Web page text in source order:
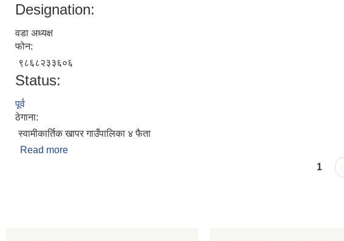
Designation:
वडा अध्यक्ष
फोन:
९८६८२३३६०६
Status:
पूर्व
ठेगाना:
स्वामीकार्तिक खापर गाउँपालिका ४ फैता
Read more
1